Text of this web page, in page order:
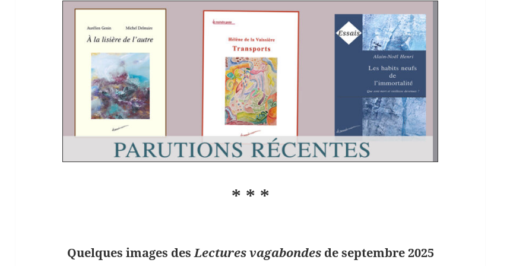
* * *
Quelques images desLectures vagabondes de septembre 2025